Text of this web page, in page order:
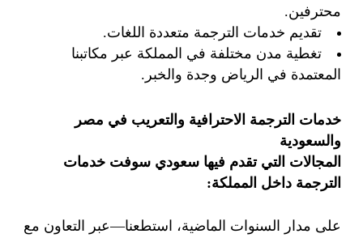
محترفين.
تقديم خدمات الترجمة متعددة اللغات.
تغطية مدن مختلفة في المملكة عبر مكاتبنا
المعتمدة في الرياض وجدة والخبر.
خدمات الترجمة الاحترافية والتعريب في مصر
والسعودية
المجالات التي تقدم فيها سعودي سوفت خدمات
الترجمة داخل المملكة:
على مدار السنوات الماضية، استطعنا—عبر التعاون مع